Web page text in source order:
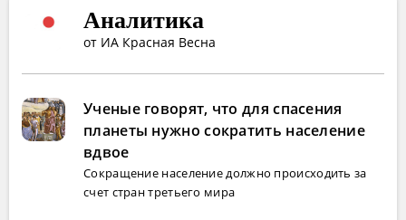
Аналитика
от ИА Красная Весна
Ученые говорят, что для спасения
планеты нужно сократить население
вдвое
Сокращение население должно происходить за
счет стран третьего мира